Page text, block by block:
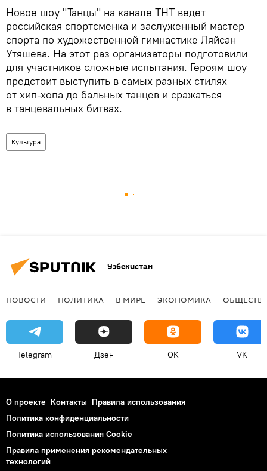
Новое шоу "Танцы" на канале ТНТ ведет
российская спортсменка и заслуженный мастер
спорта по художественной гимнастике Ляйсан
Утяшева. На этот раз организаторы подготовили
для участников сложные испытания. Героям шоу
предстоит выступить в самых разных стилях
от хип-хопа до бальных танцев и сражаться
в танцевальных битвах.
Культура
Узбекистан
НОВОСТИ ПОЛИТИКА В МИРЕ ЭКОНОМИКА
Telegram Дзен OK VK
О проекте Контакты Правила использования
Политика конфиденциальности
Политика использования Cookie
Правила применения рекомендательных
технологий